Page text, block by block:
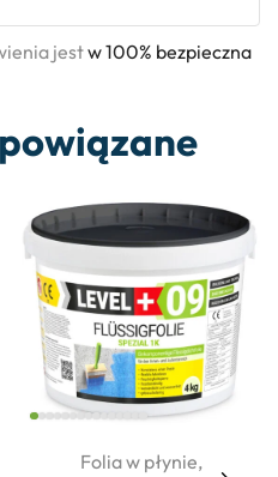
jestw 100% bezpieczna
Folia w płynie,